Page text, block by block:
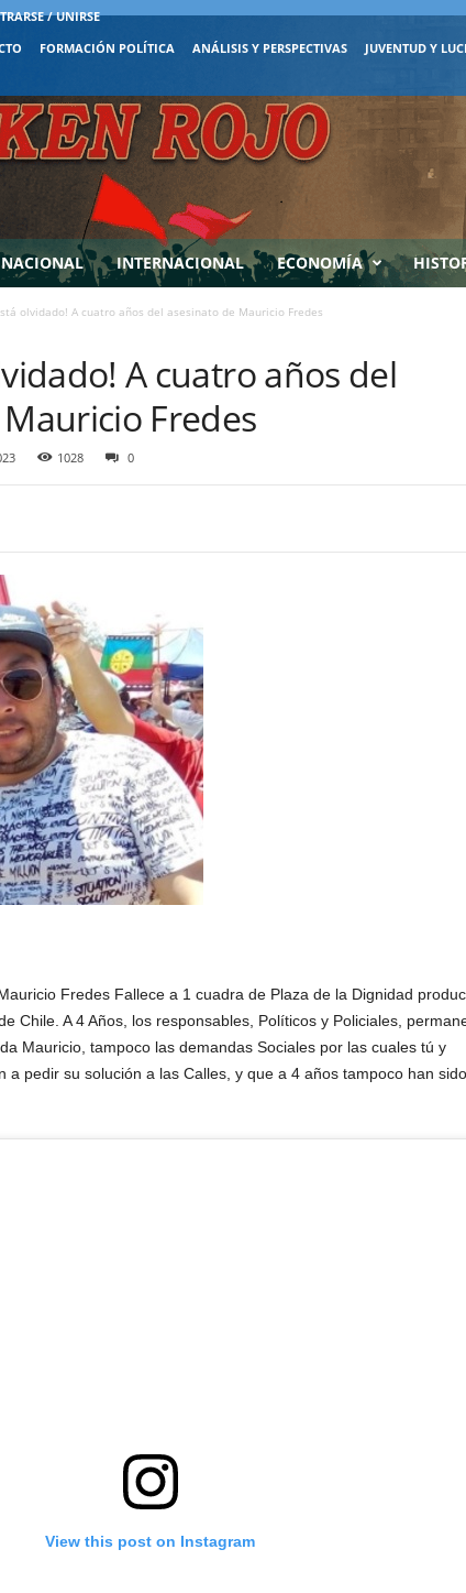
/ UNIRSE
FORMACIÓN POLÍTICA ANÁLISIS Y PERSPECTIVAS JUVENTUD Y
NACIONAL INTERNACIONAL ECONOMÍA
olvidado! A cuatro años del asesinato de Mauricio Fredes
A cuatro años del
Fredes
1028 0
Fredes Fallece a 1 cuadra de Plaza de la Dignidad
Chile. A 4 Años, los responsables, Políticos y Policiales,
Mauricio, tampoco las demandas Sociales por las cuales tú y
a pedir su solución a las Calles, y que a 4 años tampoco han sido
View this post on Instagram